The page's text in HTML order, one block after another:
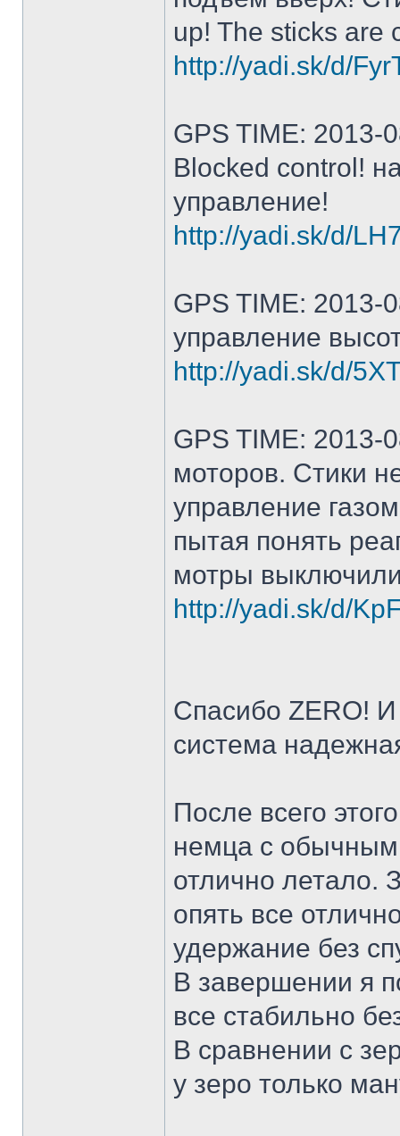
up! The sticks are
http://yadi.sk/d/
GPS TIME: 2013-
Blocked control!
управление!
http://yadi.sk/d/
GPS TIME: 2013-
управление
http://yadi.sk/d/
GPS TIME: 2013-
моторов. Стики
управление
пытая понять
мотры
http://yadi.sk/d/
Спасибо ZERO! И
система
После всего
немца с
отлично летало.
опять все
удержание без
В завершении я
все стабильно
В сравнении с
у зеро только